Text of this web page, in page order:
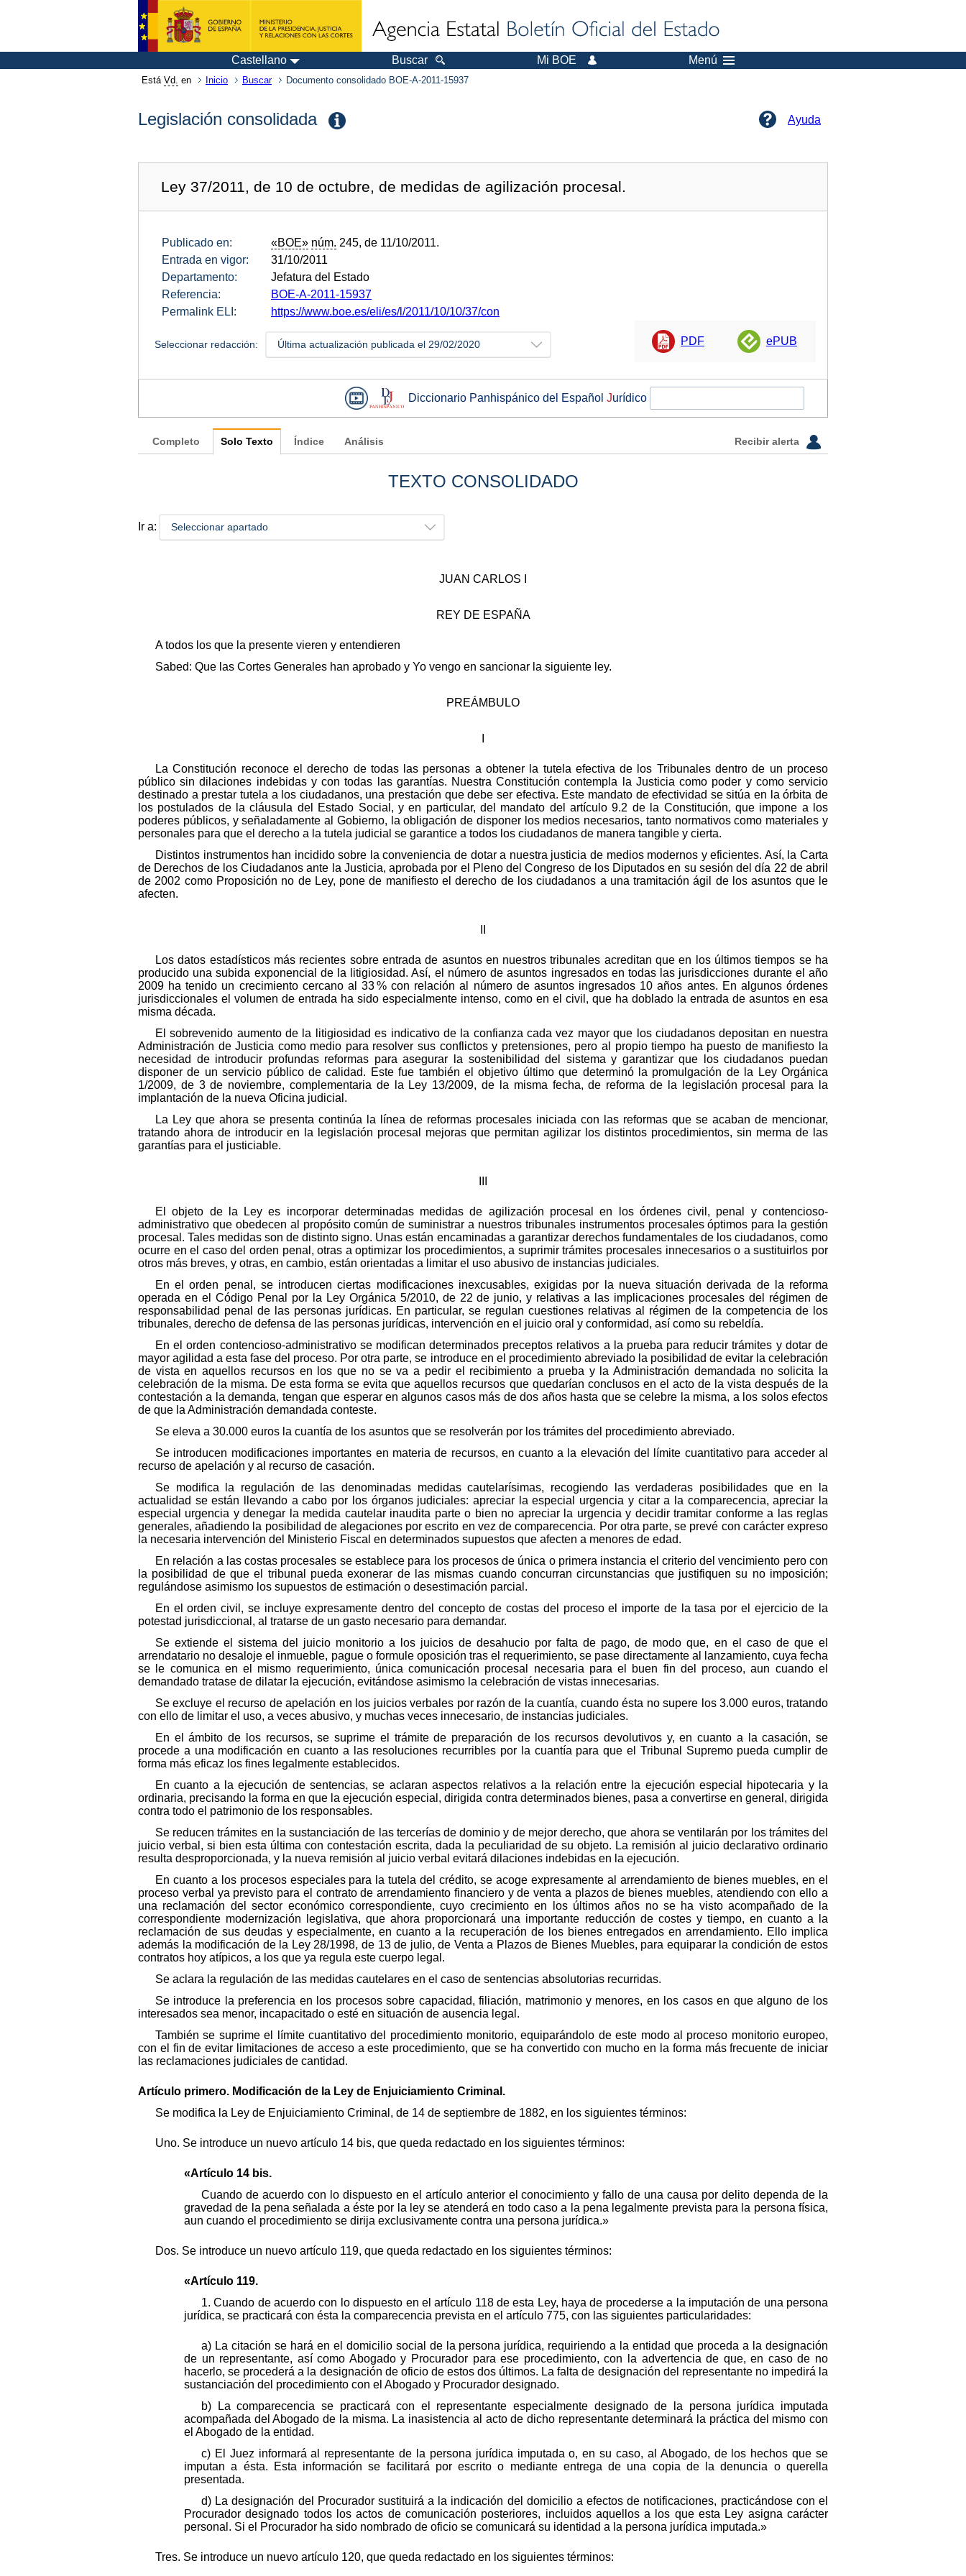
Castellano Buscar Mi BOE Menú
Está Vd. en Inicio Buscar Documento consolidado BOE-A-2011-15937
Legislación consolidada Ayuda
Ley 37/2011, de 10 de octubre, de medidas de agilización procesal.
Publicado en: «BOE» núm. 245, de 11/10/2011.
Entrada en vigor:
31/10/2011
Departamento:
Jefatura del Estado
Referencia:
BOE-A-2011-15937
Permalink ELI:
https://www.boe.es/eli/es/l/2011/10/10/37/con
Seleccionar redacción: Última actualización publicada el 29/02/2020 PDF ePUB
Diccionario Panhispánico del Español Jurídico
Completo Solo Texto Índice Análisis Recibir alerta
TEXTO CONSOLIDADO
Ir a: Seleccionar apartado
JUAN CARLOS I
REY DE ESPAÑA
A todos los que la presente vieren y entendieren
Sabed: Que las Cortes Generales han aprobado y Yo vengo en sancionar la siguiente ley.
PREÁMBULO
La Constitución reconoce el derecho de todas las personas a obtener la tutela efectiva de los Tribunales dentro de un proceso
público sin dilaciones indebidas y con todas las garantías. Nuestra Constitución contempla la Justicia como poder y como servicio
destinado a prestar tutela a los ciudadanos, una prestación que debe ser efectiva. Este mandato de efectividad se sitúa en la órbita de
los postulados de la cláusula del Estado Social, y en particular, del mandato del artículo 9.2 de la Constitución, que impone a los
poderes públicos, y señaladamente al Gobierno, la obligación de disponer los medios necesarios, tanto normativos como materiales y
personales para que el derecho a la tutela judicial se garantice a todos los ciudadanos de manera tangible y cierta.
Distintos instrumentos han incidido sobre la conveniencia de dotar a nuestra justicia de medios modernos y eficientes. Así, la Carta
de Derechos de los Ciudadanos ante la Justicia, aprobada por el Pleno del Congreso de los Diputados en su sesión del día 22 de abril
de 2002 como Proposición no de Ley, pone de manifiesto el derecho de los ciudadanos a una tramitación ágil de los asuntos que le
afecten.
Los datos estadísticos más recientes sobre entrada de asuntos en nuestros tribunales acreditan que en los últimos tiempos se ha
producido una subida exponencial de la litigiosidad. Así, el número de asuntos ingresados en todas las jurisdicciones durante el año
2009 ha tenido un crecimiento cercano al 33 % con relación al número de asuntos ingresados 10 años antes. En algunos órdenes
jurisdiccionales el volumen de entrada ha sido especialmente intenso, como en el civil, que ha doblado la entrada de asuntos en esa
misma década.
El sobrevenido aumento de la litigiosidad es indicativo de la confianza cada vez mayor que los ciudadanos depositan en nuestra
Administración de Justicia como medio para resolver sus conflictos y pretensiones, pero al propio tiempo ha puesto de manifiesto la
necesidad de introducir profundas reformas para asegurar la sostenibilidad del sistema y garantizar que los ciudadanos puedan
disponer de un servicio público de calidad. Este fue también el objetivo último que determinó la promulgación de la Ley Orgánica
1/2009, de 3 de noviembre, complementaria de la Ley 13/2009, de la misma fecha, de reforma de la legislación procesal para la
implantación de la nueva Oficina judicial.
La Ley que ahora se presenta continúa la línea de reformas procesales iniciada con las reformas que se acaban de mencionar,
tratando ahora de introducir en la legislación procesal mejoras que permitan agilizar los distintos procedimientos, sin merma de las
garantías para el justiciable.
El objeto de la Ley es incorporar determinadas medidas de agilización procesal en los órdenes civil, penal y contencioso-
administrativo que obedecen al propósito común de suministrar a nuestros tribunales instrumentos procesales óptimos para la gestión
procesal. Tales medidas son de distinto signo. Unas están encaminadas a garantizar derechos fundamentales de los ciudadanos, como
ocurre en el caso del orden penal, otras a optimizar los procedimientos, a suprimir trámites procesales innecesarios o a sustituirlos por
otros más breves, y otras, en cambio, están orientadas a limitar el uso abusivo de instancias judiciales.
En el orden penal, se introducen ciertas modificaciones inexcusables, exigidas por la nueva situación derivada de la reforma
operada en el Código Penal por la Ley Orgánica 5/2010, de 22 de junio, y relativas a las implicaciones procesales del régimen de
responsabilidad penal de las personas jurídicas. En particular, se regulan cuestiones relativas al régimen de la competencia de los
tribunales, derecho de defensa de las personas jurídicas, intervención en el juicio oral y conformidad, así como su rebeldía.
En el orden contencioso-administrativo se modifican determinados preceptos relativos a la prueba para reducir trámites y dotar de
mayor agilidad a esta fase del proceso. Por otra parte, se introduce en el procedimiento abreviado la posibilidad de evitar la celebración
de vista en aquellos recursos en los que no se va a pedir el recibimiento a prueba y la Administración demandada no solicita la
celebración de la misma. De esta forma se evita que aquellos recursos que quedarían conclusos en el acto de la vista después de la
contestación a la demanda, tengan que esperar en algunos casos más de dos años hasta que se celebre la misma, a los solos efectos
de que la Administración demandada conteste.
Se eleva a 30.000 euros la cuantía de los asuntos que se resolverán por los trámites del procedimiento abreviado.
Se introducen modificaciones importantes en materia de recursos, en cuanto a la elevación del límite cuantitativo para acceder al
recurso de apelación y al recurso de casación.
Se modifica la regulación de las denominadas medidas cautelarísimas, recogiendo las verdaderas posibilidades que en la
actualidad se están llevando a cabo por los órganos judiciales: apreciar la especial urgencia y citar a la comparecencia, apreciar la
especial urgencia y denegar la medida cautelar inaudita parte o bien no apreciar la urgencia y decidir tramitar conforme a las reglas
generales, añadiendo la posibilidad de alegaciones por escrito en vez de comparecencia. Por otra parte, se prevé con carácter expreso
la necesaria intervención del Ministerio Fiscal en determinados supuestos que afecten a menores de edad.
En relación a las costas procesales se establece para los procesos de única o primera instancia el criterio del vencimiento pero con
la posibilidad de que el tribunal pueda exonerar de las mismas cuando concurran circunstancias que justifiquen su no imposición;
regulándose asimismo los supuestos de estimación o desestimación parcial.
En el orden civil, se incluye expresamente dentro del concepto de costas del proceso el importe de la tasa por el ejercicio de la
potestad jurisdiccional, al tratarse de un gasto necesario para demandar.
Se extiende el sistema del juicio monitorio a los juicios de desahucio por falta de pago, de modo que, en el caso de que el
arrendatario no desaloje el inmueble, pague o formule oposición tras el requerimiento, se pase directamente al lanzamiento, cuya fecha
se le comunica en el mismo requerimiento, única comunicación procesal necesaria para el buen fin del proceso, aun cuando el
demandado tratase de dilatar la ejecución, evitándose asimismo la celebración de vistas innecesarias.
Se excluye el recurso de apelación en los juicios verbales por razón de la cuantía, cuando ésta no supere los 3.000 euros, tratando
con ello de limitar el uso, a veces abusivo, y muchas veces innecesario, de instancias judiciales.
En el ámbito de los recursos, se suprime el trámite de preparación de los recursos devolutivos y, en cuanto a la casación, se
procede a una modificación en cuanto a las resoluciones recurribles por la cuantía para que el Tribunal Supremo pueda cumplir de
forma más eficaz los fines legalmente establecidos.
En cuanto a la ejecución de sentencias, se aclaran aspectos relativos a la relación entre la ejecución especial hipotecaria y la
ordinaria, precisando la forma en que la ejecución especial, dirigida contra determinados bienes, pasa a convertirse en general, dirigida
contra todo el patrimonio de los responsables.
Se reducen trámites en la sustanciación de las tercerías de dominio y de mejor derecho, que ahora se ventilarán por los trámites del
juicio verbal, si bien esta última con contestación escrita, dada la peculiaridad de su objeto. La remisión al juicio declarativo ordinario
resulta desproporcionada, y la nueva remisión al juicio verbal evitará dilaciones indebidas en la ejecución.
En cuanto a los procesos especiales para la tutela del crédito, se acoge expresamente al arrendamiento de bienes muebles, en el
proceso verbal ya previsto para el contrato de arrendamiento financiero y de venta a plazos de bienes muebles, atendiendo con ello a
una reclamación del sector económico correspondiente, cuyo crecimiento en los últimos años no se ha visto acompañado de la
correspondiente modernización legislativa, que ahora proporcionará una importante reducción de costes y tiempo, en cuanto a la
reclamación de sus deudas y especialmente, en cuanto a la recuperación de los bienes entregados en arrendamiento. Ello implica
además la modificación de la Ley 28/1998, de 13 de julio, de Venta a Plazos de Bienes Muebles, para equiparar la condición de estos
contratos hoy atípicos, a los que ya regula este cuerpo legal.
Se aclara la regulación de las medidas cautelares en el caso de sentencias absolutorias recurridas.
Se introduce la preferencia en los procesos sobre capacidad, filiación, matrimonio y menores, en los casos en que alguno de los
interesados sea menor, incapacitado o esté en situación de ausencia legal.
También se suprime el límite cuantitativo del procedimiento monitorio, equiparándolo de este modo al proceso monitorio europeo,
con el fin de evitar limitaciones de acceso a este procedimiento, que se ha convertido con mucho en la forma más frecuente de iniciar
las reclamaciones judiciales de cantidad.
Artículo primero. Modificación de la Ley de Enjuiciamiento Criminal.
Se modifica la Ley de Enjuiciamiento Criminal, de 14 de septiembre de 1882, en los siguientes términos:
Uno. Se introduce un nuevo artículo 14 bis, que queda redactado en los siguientes términos:
«Artículo 14 bis.
Cuando de acuerdo con lo dispuesto en el artículo anterior el conocimiento y fallo de una causa por delito dependa de la
gravedad de la pena señalada a éste por la ley se atenderá en todo caso a la pena legalmente prevista para la persona física,
aun cuando el procedimiento se dirija exclusivamente contra una persona jurídica.»
Dos. Se introduce un nuevo artículo 119, que queda redactado en los siguientes términos:
«Artículo 119.
1. Cuando de acuerdo con lo dispuesto en el artículo 118 de esta Ley, haya de procederse a la imputación de una persona
jurídica, se practicará con ésta la comparecencia prevista en el artículo 775, con las siguientes particularidades:
a) La citación se hará en el domicilio social de la persona jurídica, requiriendo a la entidad que proceda a la designación
de un representante, así como Abogado y Procurador para ese procedimiento, con la advertencia de que, en caso de no
hacerlo, se procederá a la designación de oficio de estos dos últimos. La falta de designación del representante no impedirá la
sustanciación del procedimiento con el Abogado y Procurador designado.
b) La comparecencia se practicará con el representante especialmente designado de la persona jurídica imputada
acompañada del Abogado de la misma. La inasistencia al acto de dicho representante determinará la práctica del mismo con
el Abogado de la entidad.
c) El Juez informará al representante de la persona jurídica imputada o, en su caso, al Abogado, de los hechos que se
imputan a ésta. Esta información se facilitará por escrito o mediante entrega de una copia de la denuncia o querella
presentada.
d) La designación del Procurador sustituirá a la indicación del domicilio a efectos de notificaciones, practicándose con el
Procurador designado todos los actos de comunicación posteriores, incluidos aquellos a los que esta Ley asigna carácter
personal. Si el Procurador ha sido nombrado de oficio se comunicará su identidad a la persona jurídica imputada.»
Tres. Se introduce un nuevo artículo 120, que queda redactado en los siguientes términos: